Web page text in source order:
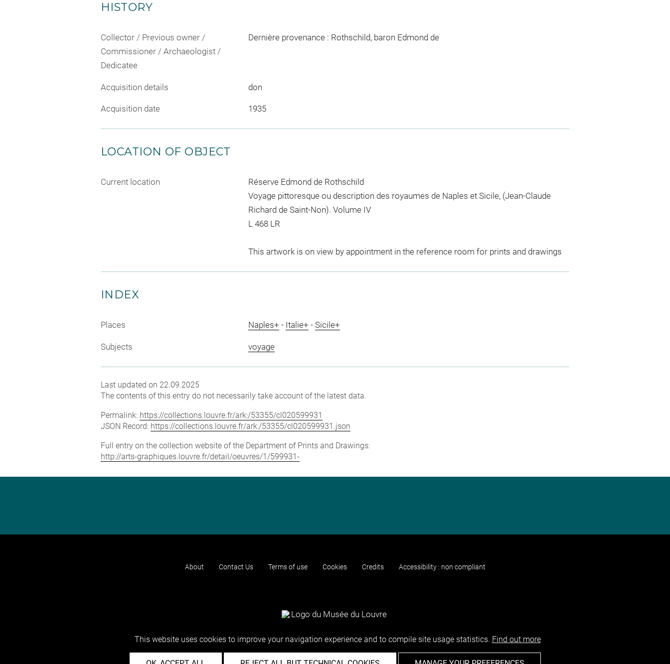
HISTORY
Collector / Previous owner /
Commissioner / Archaeologist /
Dedicatee
Dernière provenance : Rothschild, baron Edmond de
Acquisition details don
Acquisition date 1935
LOCATION OF OBJECT
Current location
Réserve Edmond de Rothschild
Voyage pittoresque ou description des royaumes de Naples et Sicile, (Jean-Claude
Richard de Saint-Non). Volume IV
L 468 LR
This artwork is on view by appointment in the reference room for prints and drawings
INDEX
Places Naples+ - Italie+ - Sicile+
Subjects voyage
Last updated on 22.09.2025
The contents of this entry do not necessarily take account of the latest data.
Permalink: https://collections.louvre.fr/ark:/53355/cl020599931
JSON Record: https://collections.louvre.fr/ark:/53355/cl020599931.json
Full entry on the collection website of the Department of Prints and Drawings:
http://arts-graphiques.louvre.fr/detail/oeuvres/1/599931-
About Contact Us Terms of use Cookies Credits Accessibility : non compliant
This website uses cookies to improve your navigation experience and to compile site usage statistics. Find out more